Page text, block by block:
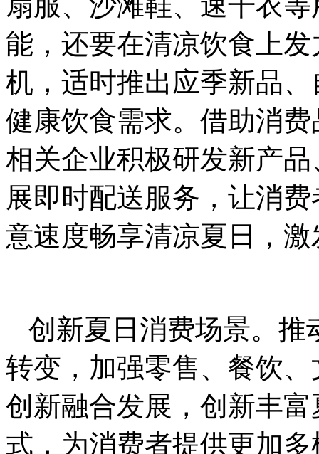
能，还要在清凉饮食上
机，适时推出应季新品
健康饮食需求。借助消
相关企业积极研发新产
展即时配送服务，让消
意速度畅享清凉夏日，
创新夏日消费场景。推
转变，加强零售、餐饮
创新融合发展，创新丰
式，为消费者提供更加